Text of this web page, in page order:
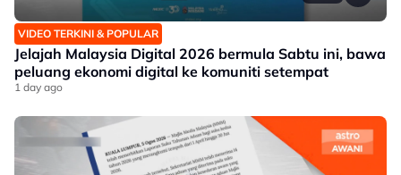
VIDEO TERKINI & POPULAR
Jelajah Malaysia Digital 2026 bermula Sabtu ini, bawa
peluang ekonomi digital ke komuniti setempat
1 day ago